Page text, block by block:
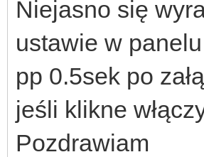
Niejasno się
ustawie w
pp 0.5sek po
jeśli klikne
Pozdrawiam